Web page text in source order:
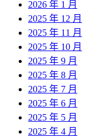
2026 年 1 月
2025 年 12 月
2025 年 11 月
2025 年 10 月
2025 年 9 月
2025 年 8 月
2025 年 7 月
2025 年 6 月
2025 年 5 月
2025 年 4 月